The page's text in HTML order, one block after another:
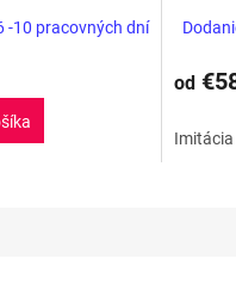
PVD steel Satin platina
-10 pracovných dní
od
Imitácia